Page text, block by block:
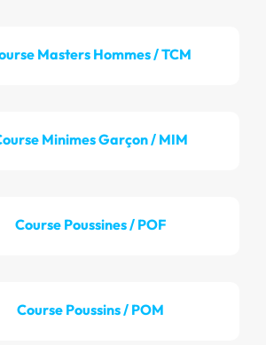
Masters Hommes / TCM
Minimes Garçon / MIM
Course Poussines / POF
Course Poussins / POM